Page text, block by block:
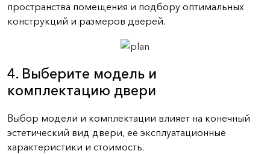
пространства помещения и подбору оптимальных
конструкций и размеров дверей.
4. Выберите модель и
комплектацию двери
Выбор модели и комплектации влияет на конечный
эстетический вид двери, ее эксплуатационные
характеристики и стоимость.